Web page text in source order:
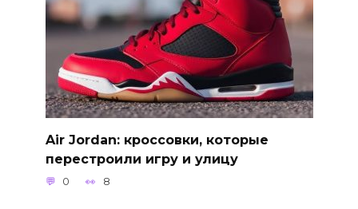
Air Jordan: кроссовки, которые
перестроили игру и улицу
0 8